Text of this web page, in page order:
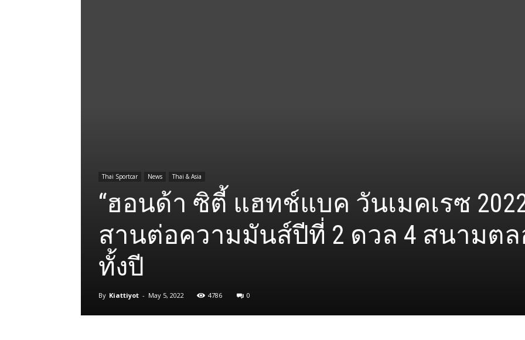
Thai Sportcar News Thai & Asia
“ฮอนด้า ซิตี้ แฮทช์แบค วันเมคเรซ
สานต่อความมันส์ปีที่ 2 ดวล 4 สนามต
ทั้งปี
By Kiattiyot - May 5, 2022 4786 0